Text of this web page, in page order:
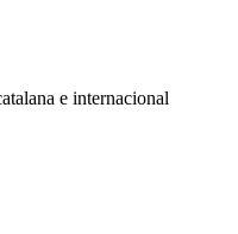
e internacional